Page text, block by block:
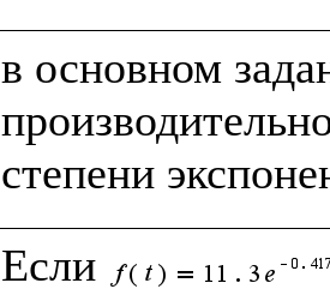
в основном
Если